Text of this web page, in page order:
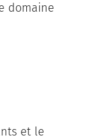
domaine
et le